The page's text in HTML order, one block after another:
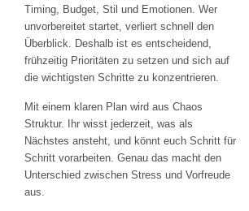
Timing, Budget, Stil und Emotionen. Wer
unvorbereitet startet, verliert schnell den
Überblick. Deshalb ist es entscheidend,
frühzeitig Prioritäten zu setzen und sich auf
die wichtigsten Schritte zu konzentrieren.
Mit einem klaren Plan wird aus Chaos
Struktur. Ihr wisst jederzeit, was als
Nächstes ansteht, und könnt euch Schritt für
Schritt vorarbeiten. Genau das macht den
Unterschied zwischen Stress und Vorfreude
aus.